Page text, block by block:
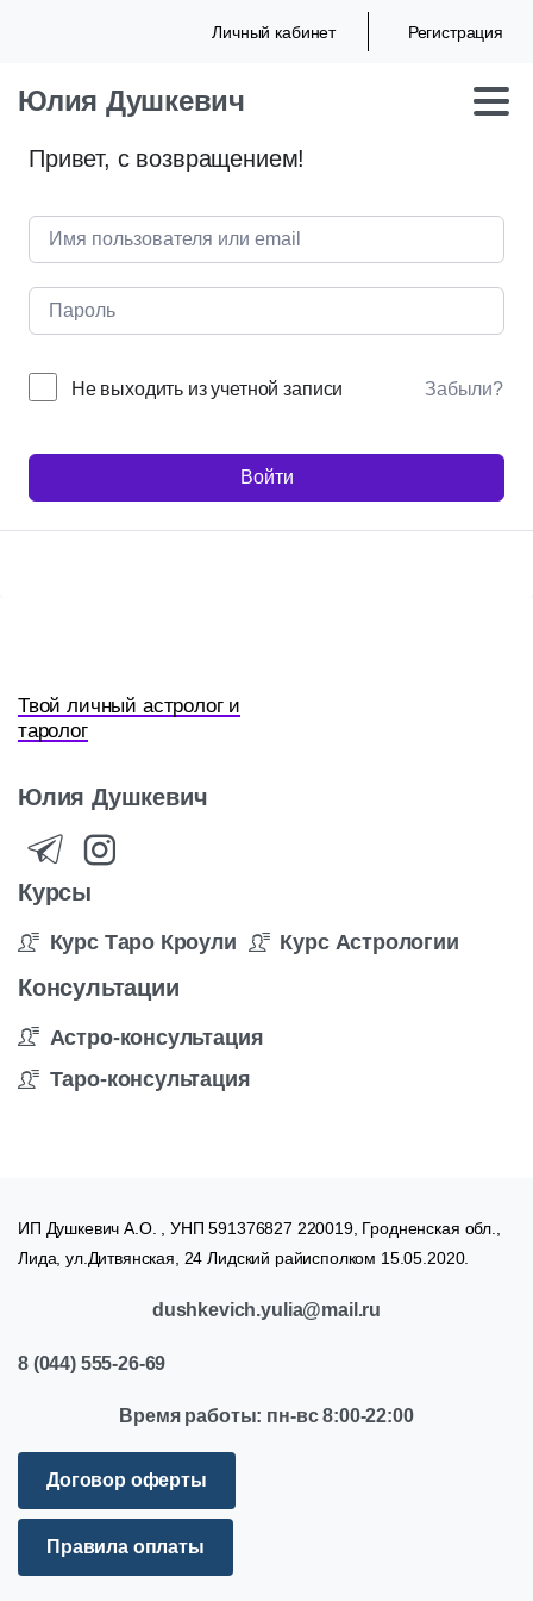
Личный кабинет Регистрация
Юлия Душкевич
Привет, с возвращением!
Не выходить из учетной записи Забыли?
Войти
Твой личный астролог и
таролог
Юлия Душкевич
Курсы
Курс Таро Кроули Курс Астрологии
Консультации
Астро-консультация
Таро-консультация
ИП Душкевич А.О. , УНП 591376827 220019, Гродненская обл.,
Лида, ул.Дитвянская, 24 Лидский райисполком 15.05.2020.
dushkevich.yulia@mail.ru
8 (044) 555-26-69
Время работы: пн-вс 8:00-22:00
Договор оферты
Правила оплаты